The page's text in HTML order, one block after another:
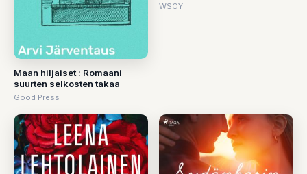
Maan hiljaiset : Romaani
suurten selkosten takaa
Good Press
WSOY